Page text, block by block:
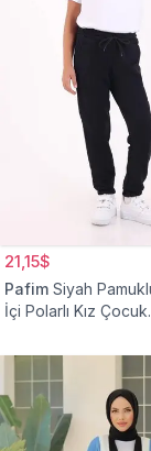
21,15$
Pafim Siyah
İçi Polarlı Kız Çocuk